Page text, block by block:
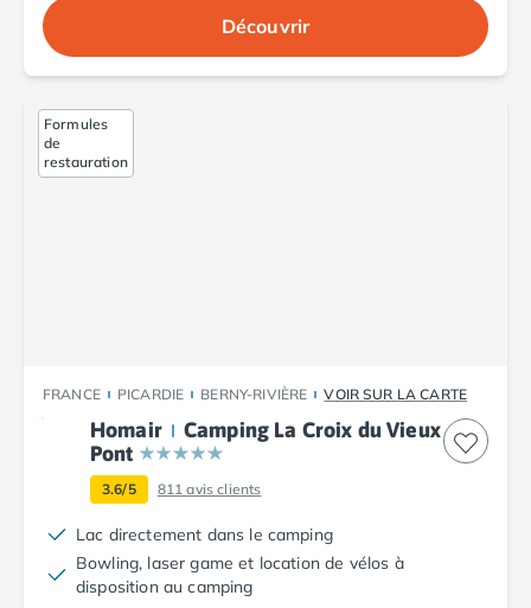
Camping Ardennes
Camping Corse
Camping Corse-du-Sud
Camping Porto Vecchio
Camping Haute-Corse
Camping Ghisonaccia
Camping Eure
Camping Ile-de-France
Camping Essonne
Camping Seine-et-Marne
Camping Val d'Oise
Camping Val-de-Marne
Camping Languedoc-Roussillon
Camping Aude
Découvrir
Formules
de
restauration
FRANCE PICARDIE BERNY-RIVIÈRE VOIR SUR LA CARTE
Homair
Camping La Croix du Vieux
Pont
3.6/5 811avis clients
Lac directement dans le camping
Bowling, laser game et location de vélos à
disposition au camping